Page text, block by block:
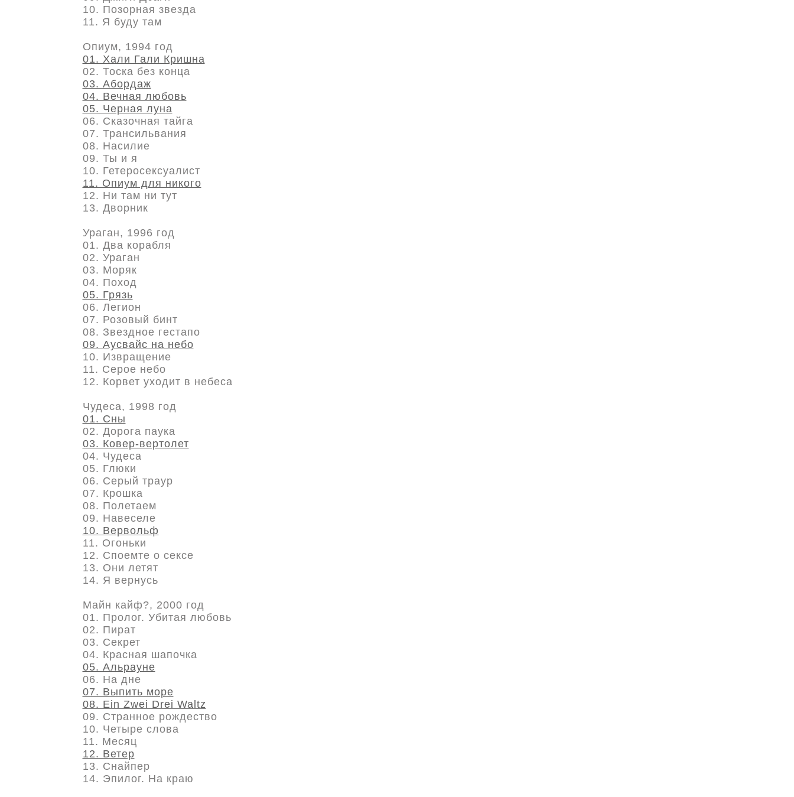
10. Позорная звезда
11. Я буду там
Опиум, 1994 год
01. Хали Гали Кришна
02. Тоска без конца
03. Абордаж
04. Вечная любовь
05. Черная луна
06. Сказочная тайга
07. Трансильвания
08. Насилие
09. Ты и я
10. Гетеросексуалист
11. Опиум для никого
12. Ни там ни тут
13. Дворник
Ураган, 1996 год
01. Два корабля
02. Ураган
03. Моряк
04. Поход
05. Грязь
06. Легион
07. Розовый бинт
08. Звездное гестапо
09. Аусвайс на небо
10. Извращение
11. Серое небо
12. Корвет уходит в небеса
Чудеса, 1998 год
01. Сны
02. Дорога паука
03. Ковер-вертолет
04. Чудеса
05. Глюки
06. Серый траур
07. Крошка
08. Полетаем
09. Навеселе
10. Вервольф
11. Огоньки
12. Споемте о сексе
13. Они летят
14. Я вернусь
Майн кайф?, 2000 год
01. Пролог. Убитая любовь
02. Пират
03. Секрет
04. Красная шапочка
05. Альрауне
06. На дне
07. Выпить море
08. Ein Zwei Drei Waltz
09. Странное рождество
10. Четыре слова
11. Месяц
12. Ветер
13. Снайпер
14. Эпилог. На краю